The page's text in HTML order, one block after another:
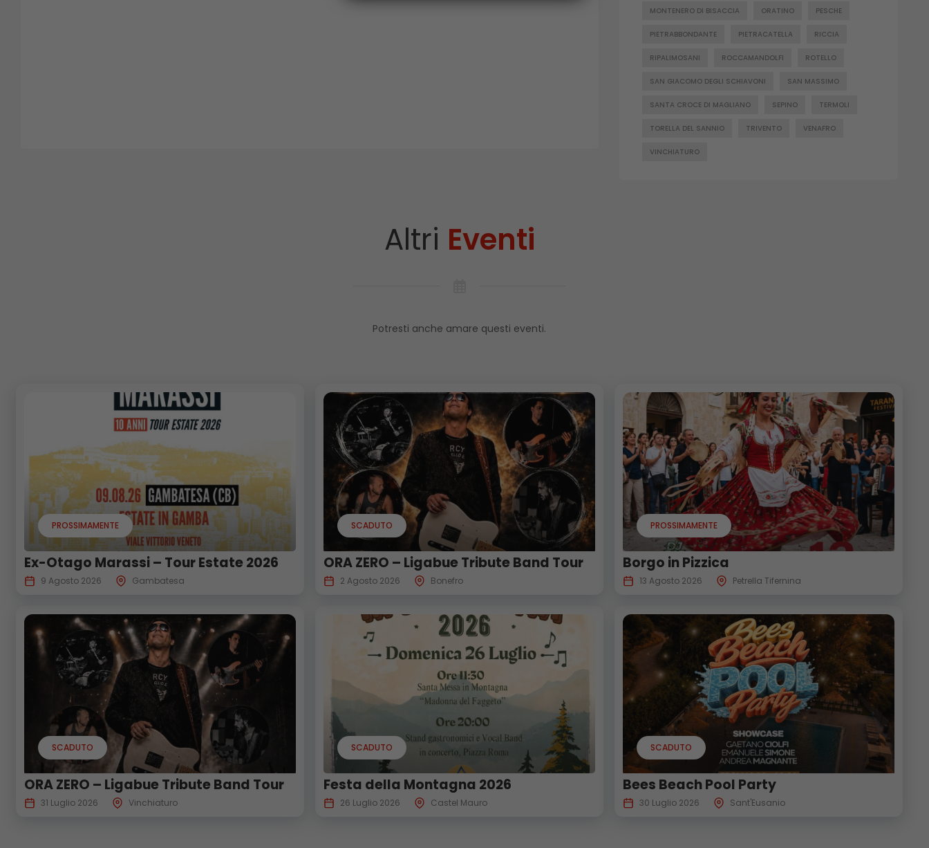
MONTENERO DI BISACCIA ORATINO PESCHE
PIETRABBONDANTE PIETRACATELLA RICCIA
RIPALIMOSANI ROCCAMANDOLFI ROTELLO
SAN GIACOMO DEGLI SCHIAVONI SAN MASSIMO
SANTA CROCE DI MAGLIANO SEPINO TERMOLI
TORELLA DEL SANNIO TRIVENTO VENAFRO
VINCHIATURO
Altri Eventi
Potresti anche amare questi eventi.
PROSSIMAMENTE
Ex-Otago Marassi – Tour Estate 2026
9 Agosto 2026 Gambatesa
SCADUTO
ORA ZERO – Ligabue Tribute Band Tour
2 Agosto 2026 Bonefro
PROSSIMAMENTE
Borgo in Pizzica
13 Agosto 2026 Petrella Tifernina
SCADUTO
ORA ZERO – Ligabue Tribute Band Tour
31 Luglio 2026 Vinchiaturo
SCADUTO
Festa della Montagna 2026
26 Luglio 2026 Castel Mauro
SCADUTO
Bees Beach Pool Party
30 Luglio 2026 Sant'Eusanio